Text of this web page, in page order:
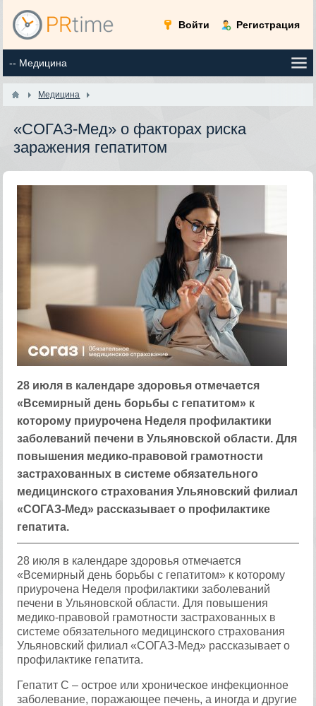
Войти Регистрация
Медицина
«СОГАЗ-Мед» о факторах риска
заражения гепатитом
28 июля в календаре здоровья отмечается
«Всемирный день борьбы с гепатитом» к
которому приурочена Неделя профилактики
заболеваний печени в Ульяновской области. Для
повышения медико-правовой грамотности
застрахованных в системе обязательного
медицинского страхования Ульяновский филиал
«СОГАЗ-Мед» рассказывает о профилактике
гепатита.
28 июля в календаре здоровья отмечается
«Всемирный день борьбы с гепатитом» к которому
приурочена Неделя профилактики заболеваний
печени в Ульяновской области. Для повышения
медико-правовой грамотности застрахованных в
системе обязательного медицинского страхования
Ульяновский филиал «СОГАЗ-Мед» рассказывает о
профилактике гепатита.
Гепатит С – острое или хроническое инфекционное
заболевание, поражающее печень, а иногда и другие